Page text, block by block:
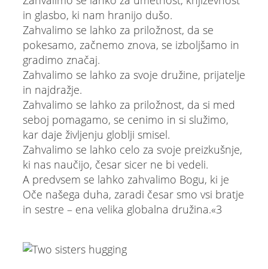
in glasbo, ki nam hranijo dušo.
Zahvalimo se lahko za priložnost, da se
pokesamo, začnemo znova, se izboljšamo in
gradimo značaj.
Zahvalimo se lahko za svoje družine, prijatelje
in najdražje.
Zahvalimo se lahko za priložnost, da si med
seboj pomagamo, se cenimo in si služimo,
kar daje življenju globlji smisel.
Zahvalimo se lahko celo za svoje preizkušnje,
ki nas naučijo, česar sicer ne bi vedeli.
A predvsem se lahko zahvalimo Bogu, ki je
Oče našega duha, zaradi česar smo vsi bratje
in sestre – ena velika globalna družina.«3